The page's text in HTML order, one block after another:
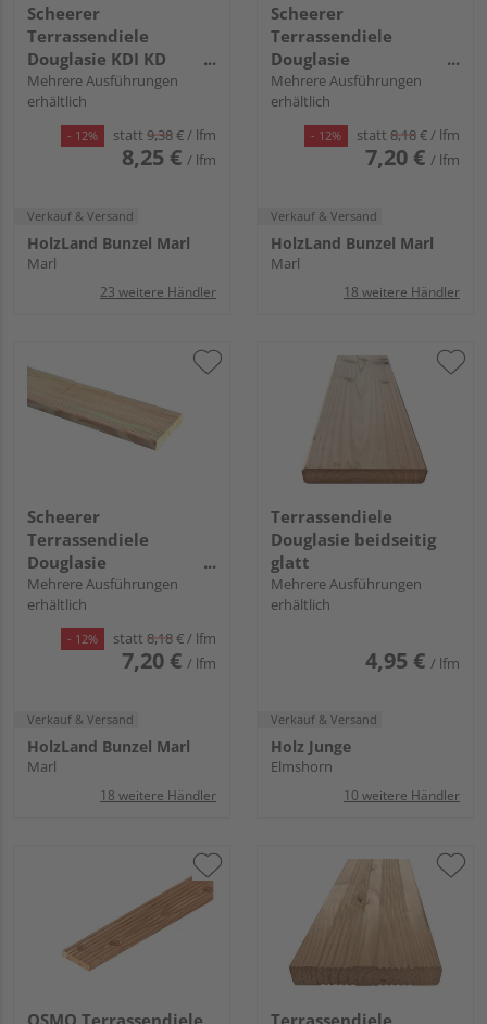
Scheerer
Terrassendiele
Douglasie KDI KD
braun beidseitig glatt,
Rundkante - 28 x 145
Mehrere Ausführungen
erhältlich
- 12% statt 9,38€/ lfm
8,25 € / lfm
Verkauf & Versand
HolzLand Bunzel Marl
Marl
23 weitere Händler
Scheerer
Terrassendiele
Douglasie
unbehandelt
Douglasie natur
beidseitig genutet,
Rundkante - 28 x 145
Mehrere Ausführungen
erhältlich
- 12% statt 8,18€/ lfm
7,20 € / lfm
Verkauf & Versand
HolzLand Bunzel Marl
Marl
18 weitere Händler
Scheerer
Terrassendiele
Douglasie
unbehandelt
Douglasie natur
beidseitig geriffelt,
Rundkante - 28 x 145
Mehrere Ausführungen
erhältlich
- 12% statt 8,18€/ lfm
7,20 € / lfm
Verkauf & Versand
HolzLand Bunzel Marl
Marl
18 weitere Händler
Terrassendiele
Douglasie beidseitig
glatt
Mehrere Ausführungen
erhältlich
4,95 € / lfm
Verkauf & Versand
Holz Junge
Elmshorn
10 weitere Händler